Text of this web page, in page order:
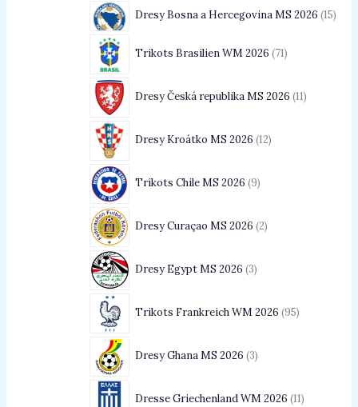
Dresy Bosna a Hercegovina MS 2026 15
Trikots Brasilien WM 2026 71
Dresy Česká republika MS 2026 11
Dresy Kroátko MS 2026 12
Trikots Chile MS 2026 9
Dresy Curaçao MS 2026 2
Dresy Egypt MS 2026 3
Trikots Frankreich WM 2026 95
Dresy Ghana MS 2026 3
Dresse Griechenland WM 2026 11